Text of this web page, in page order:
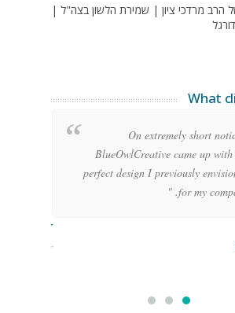
מרדכי ציון | שמירת הלשון בצה"ל |
What
"On extremely short
BlueOwlCreative came up with
perfect design I previously
for my
Stoner
Manager